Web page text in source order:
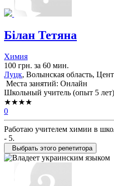
Білан Тетяна
Химия
100 грн. за 60 мин.
Луцк, Волынская область,
Места занятий: Онлайн
Школьный учитель (опыт 5 лет)
★★★★
0
Работаю учителем химии в
- 5.
Выбрать этого репетитора